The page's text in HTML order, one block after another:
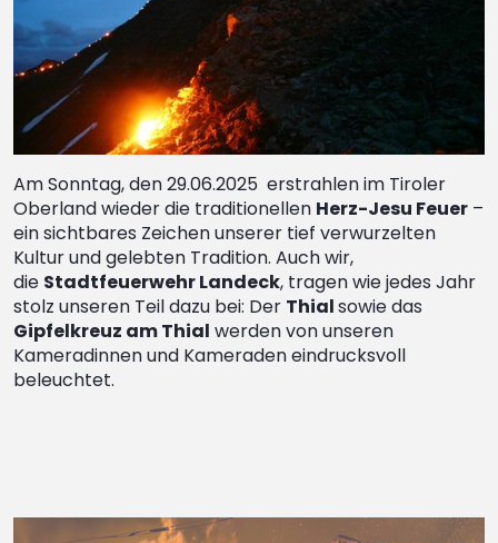
Am Sonntag, den 29.06.2025 erstrahlen im Tiroler
Oberland wieder die traditionellen Herz-Jesu Feuer –
ein sichtbares Zeichen unserer tief verwurzelten
Kultur und gelebten Tradition. Auch wir,
die Stadtfeuerwehr Landeck, tragen wie jedes Jahr
stolz unseren Teil dazu bei: Der Thialsowie das
Gipfelkreuz am Thial werden von unseren
Kameradinnen und Kameraden eindrucksvoll
beleuchtet.